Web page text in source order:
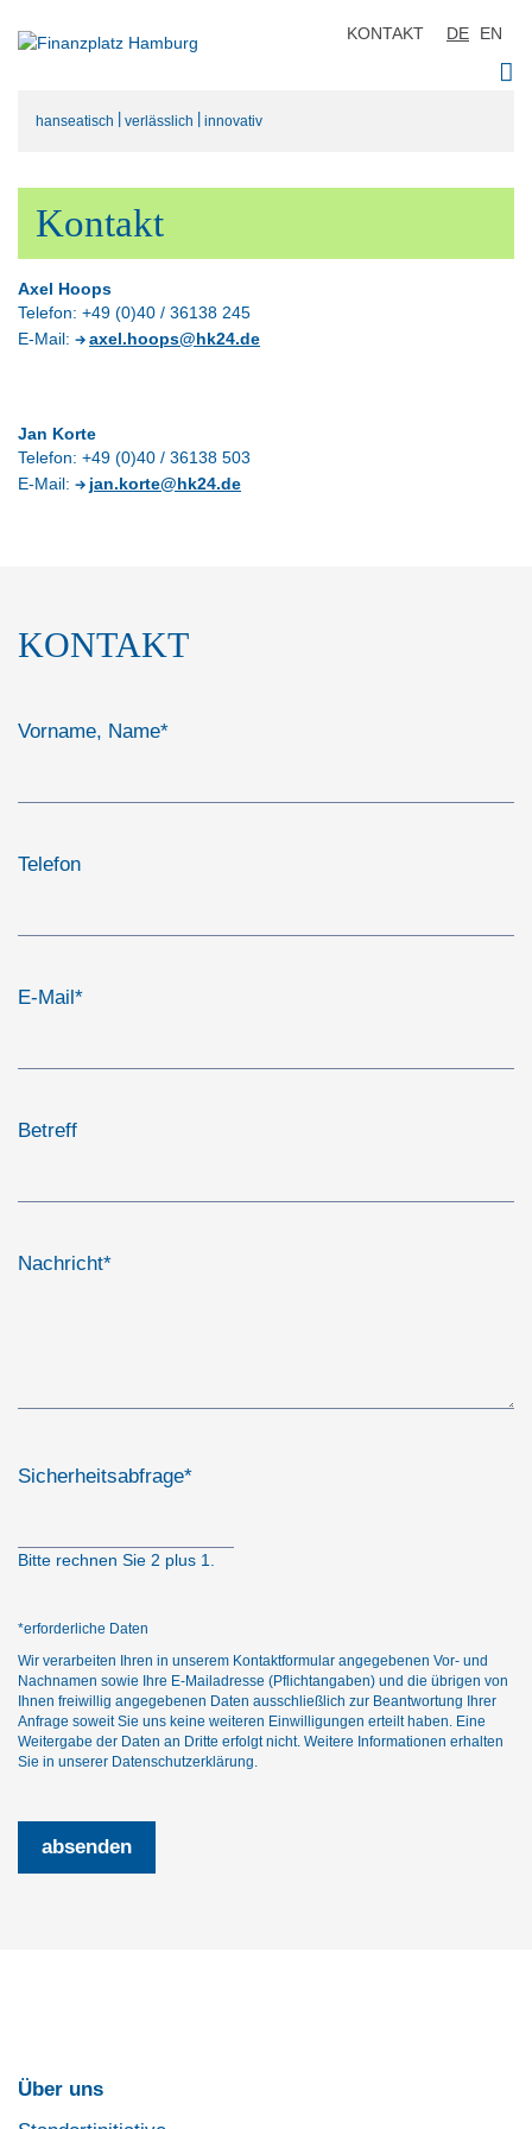
KONTAKT DE EN
hanseatisch verlässlich innovativ
Kontakt
Axel Hoops
Telefon: +49 (0)40 / 36138 245
E-Mail:
axel.hoops@hk24.de
Jan Korte
Telefon: +49 (0)40 / 36138 503
E-Mail:
jan.korte@hk24.de
KONTAKT
Vorname, Name*
Telefon
E-Mail*
Betreff
Nachricht*
Sicherheitsabfrage*
Bitte rechnen Sie 2 plus 1.
*erforderliche Daten
Wir verarbeiten Ihren in unserem Kontaktformular angegebenen Vor- und
Nachnamen sowie Ihre E-Mailadresse (Pflichtangaben) und die übrigen von
Ihnen freiwillig angegebenen Daten ausschließlich zur Beantwortung Ihrer
Anfrage soweit Sie uns keine weiteren Einwilligungen erteilt haben. Eine
Weitergabe der Daten an Dritte erfolgt nicht. Weitere Informationen erhalten
Sie in unserer Datenschutzerklärung.
Über uns